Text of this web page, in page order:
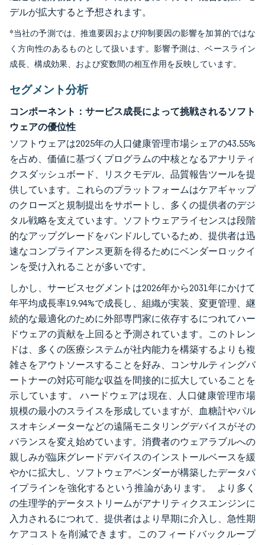
デルが拡大すると予想されます。
*当社の予測では、推進要因および抑制要因の影響を加算的ではな
く方向性のあるものとして扱います。影響予測は、ベースライン
成長、構成効果、および変数間の相互作用を反映しています。
セグメント分析
コンポーネント：サービス成長によって挑戦されるソフト
ウェアの優位性
ソフトウェアは2025年の人口健康管理市場シェアの43.55%
を占め、価値に基づくプログラムの中核となるアナリティ
クスダッシュボード、リスクモデル、品質報告ツールを提
供しています。これらのプラットフォームはケアギャップ
のクローズと規制提出をサポートし、多くの提供者のデジ
タル戦略を支えています。ソフトウェアライセンスは段階
的なアップグレードをバンドルしているため、提供者は迅
速なコンプライアンス更新を得るためにベンダーロックイ
ンを受け入れることが多いです。
しかし、サービスセグメントは2026年から2031年にかけて
年平均成長率19.94%で成長し、組織が実装、変更管理、継
続的な最適化のために外部専門家に依存するにつれてハー
ドウェアの貢献を上回ると予測されています。このトレン
ドは、多くの医療システムが社内能力を構築するよりも複
雑さをアウトソースすることを好み、コンサルティングパ
ートナーの対応可能な収益を間接的に拡大していることを
示しています。 ハードウェアは現在、人口健康管理市場
規模の最小のスライスを形成していますが、血糖計やパル
スオキシメーターなどの遠隔モニタリングデバイスがその
バランスを変え始めています。消費者のウェアラブルへの
親しみが臨床グレードデバイスのインストールベースを緩
やかに拡大し、ソフトウェアベンダーが構築したデータパ
イプラインを強化するという推論があります。 より多く
の生理学的データストリームがアナリティクスエンジンに
入力されるにつれて、提供者はより早期に介入し、急性期
ケアコストを削減できます。このフィードバックループ